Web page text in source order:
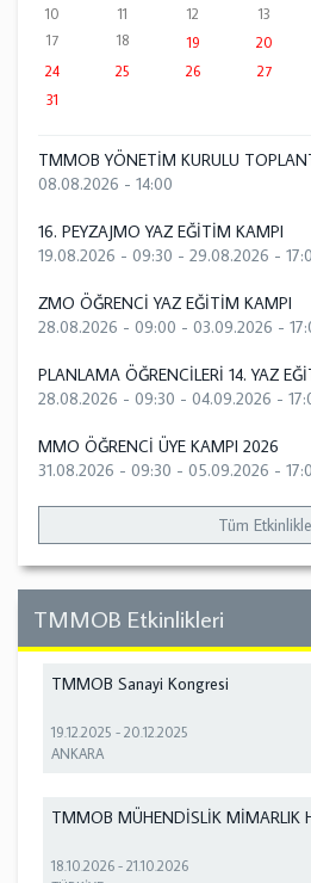
10
11 12 13
17
18 19 20
24
25 26 27
31
TMMOB YÖNETİM KURULU
08.08.2026 - 14:00
16. PEYZAJMO YAZ EĞİTİM KAMPI
19.08.2026 - 09:30 - 29.08.2026 -
ZMO ÖĞRENCİ YAZ EĞİTİM KAMPI
28.08.2026 - 09:00 - 03.09.2026 -
PLANLAMA ÖĞRENCİLERİ 14. YAZ
28.08.2026 - 09:30 - 04.09.2026 -
MMO ÖĞRENCİ ÜYE KAMPI 2026
31.08.2026 - 09:30 - 05.09.2026 -
Tüm
TMMOB Etkinlikleri
TMMOB Sanayi Kongresi
19.12.2025 -20.12.2025
ANKARA
TMMOB MÜHENDİSLİK MİMARLIK
18.10.2026 -21.10.2026